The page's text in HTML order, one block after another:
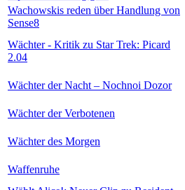
Wachowskis reden über Handlung von
Sense8
Wächter - Kritik zu Star Trek: Picard
2.04
Wächter der Nacht – Nochnoi Dozor
Wächter der Verbotenen
Wächter des Morgen
Waffenruhe